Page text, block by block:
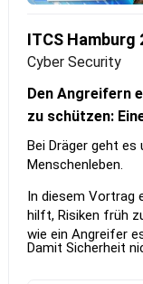
ITCS Hamburg
Cyber Security
Den Angreifern
zu schützen:
Bei Dräger geht
Menschenleben.
In diesem Vortrag
hilft, Risiken früh
wie ein Angreifer
Damit Sicherheit